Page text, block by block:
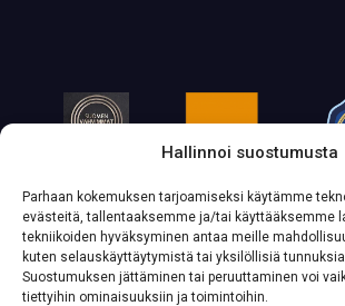
Hallinnoi suostumusta
Parhaan kokemuksen tarjoamiseksi käytämme
evästeitä, tallentaaksemme ja/tai käyttääksemme
tekniikoiden hyväksyminen antaa meille
kuten selauskäyttäytymistä tai yksilöllisiä
Suostumuksen jättäminen tai peruuttaminen voi
tiettyihin ominaisuuksiin ja toimintoihin.